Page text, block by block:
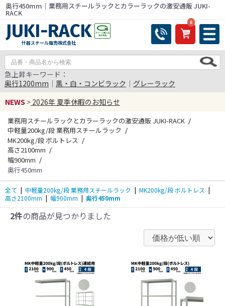
奥行450mm｜業務用スチールラックとカラーラックの激安通販 JUKI-
RACK
什器スチール販売株式会社
0
急上昇キーワード：
奥行1200mm ｜ 黒・白・コンビラック ｜ グレーラック
NEWS > 2026年 夏季休暇のお知らせ
業務用スチールラックとカラーラックの激安通販 JUKI-RACK
中軽量200kg/段 業務用スチールラック
MK200kg/段 ボルトレス
高さ2100mm
幅900mm
奥行450mm
全て | 中軽量200kg/段 業務用スチールラック | MK200kg/段 ボルトレス |
高さ2100mm | 幅900mm | 奥行450mm
2件の商品が見つかりました